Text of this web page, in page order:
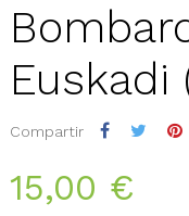
Euskadi
Compartir
15,00 €